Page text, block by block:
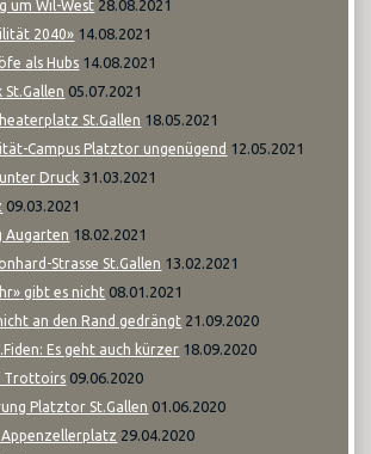
um Wil-West 28.08.2021
2040» 14.08.2021
als Hubs 14.08.2021
05.07.2021
St.Gallen 18.05.2021
Campus Platztor ungenügend 12.05.2021
Druck 31.03.2021
09.03.2021
Augarten 18.02.2021
Strasse St.Gallen 13.02.2021
gibt es nicht 08.01.2021
an den Rand gedrängt 21.09.2020
Es geht auch kürzer 18.09.2020
Trottoirs 09.06.2020
Platztor St.Gallen 01.06.2020
29.04.2020